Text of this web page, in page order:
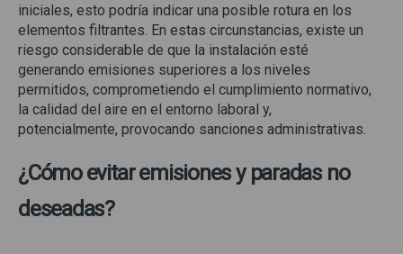
iniciales, esto podría indicar una posible rotura en los
elementos filtrantes. En estas circunstancias, existe un
riesgo considerable de que la instalación esté
generando emisiones superiores a los niveles
permitidos, comprometiendo el cumplimiento normativo,
la calidad del aire en el entorno laboral y,
potencialmente, provocando sanciones administrativas.
¿Cómo evitar emisiones y paradas no
deseadas?